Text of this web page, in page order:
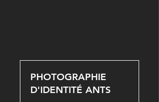
PHOTOGRAPHIE
D'IDENTITÉ ANTS